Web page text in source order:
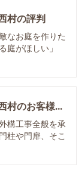
村の評判
なお庭を作りた
庭がほしい」
諫早の造園･株式会社西村のお客様の声
構工事全般を承
柱や門扉、そこ